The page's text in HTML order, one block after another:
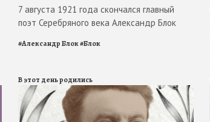
7 августа 1921 года скончался главный
поэт Серебряного века Александр Блок
#Александр Блок#Блок
В этот день родились